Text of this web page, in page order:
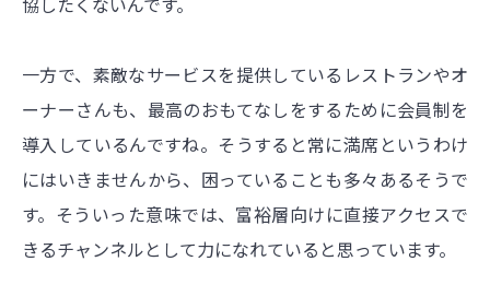
一方で、素敵なサービスを提供しているレストランやオ
ーナーさんも、最高のおもてなしをするために会員制を
導入しているんですね。そうすると常に満席というわけ
にはいきませんから、困っていることも多々あるそうで
す。そういった意味では、富裕層向けに直接アクセスで
きるチャンネルとして力になれていると思っています。